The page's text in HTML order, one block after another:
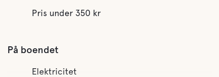
Pris under 350 kr
På boendet
Elektricitet